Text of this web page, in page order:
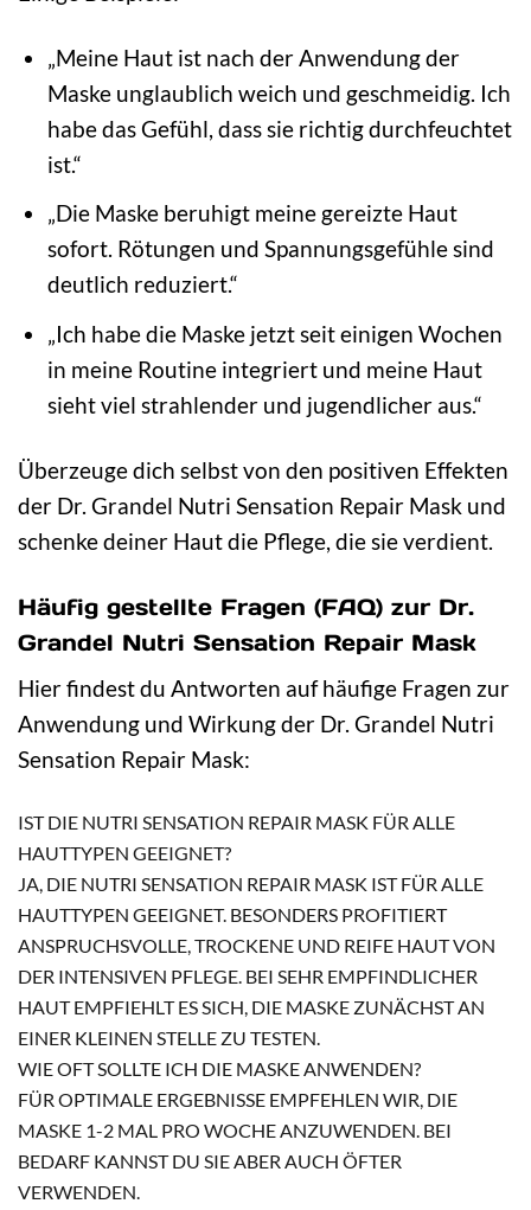
„Meine Haut ist nach der Anwendung der
Maske unglaublich weich und geschmeidig. Ich
habe das Gefühl, dass sie richtig durchfeuchtet
ist.“
„Die Maske beruhigt meine gereizte Haut
sofort. Rötungen und Spannungsgefühle sind
deutlich reduziert.“
„Ich habe die Maske jetzt seit einigen Wochen
in meine Routine integriert und meine Haut
sieht viel strahlender und jugendlicher aus.“
Überzeuge dich selbst von den positiven Effekten
der Dr. Grandel Nutri Sensation Repair Mask und
schenke deiner Haut die Pflege, die sie verdient.
Häufig gestellte Fragen (FAQ) zur Dr.
Grandel Nutri Sensation Repair Mask
Hier findest du Antworten auf häufige Fragen zur
Anwendung und Wirkung der Dr. Grandel Nutri
Sensation Repair Mask:
IST DIE NUTRI SENSATION REPAIR MASK FÜR ALLE
HAUTTYPEN GEEIGNET?
JA, DIE NUTRI SENSATION REPAIR MASK IST FÜR ALLE
HAUTTYPEN GEEIGNET. BESONDERS PROFITIERT
ANSPRUCHSVOLLE, TROCKENE UND REIFE HAUT VON
DER INTENSIVEN PFLEGE. BEI SEHR EMPFINDLICHER
HAUT EMPFIEHLT ES SICH, DIE MASKE ZUNÄCHST AN
EINER KLEINEN STELLE ZU TESTEN.
WIE OFT SOLLTE ICH DIE MASKE ANWENDEN?
FÜR OPTIMALE ERGEBNISSE EMPFEHLEN WIR, DIE
MASKE 1-2 MAL PRO WOCHE ANZUWENDEN. BEI
BEDARF KANNST DU SIE ABER AUCH ÖFTER
VERWENDEN.